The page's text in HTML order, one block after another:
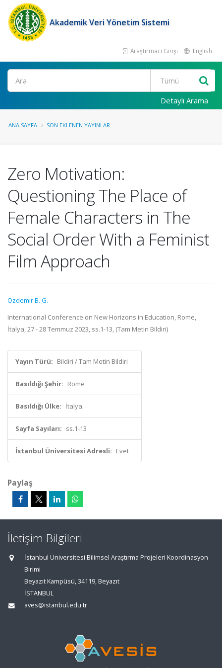
Akademik Veri Yönetim Sistemi
Araştırmacı Girişi English
Ara
Detaylı Arama
ANA SAYFA SON EKLENEN YAYINLAR
Zero Motivation:
Questioning The Place of
Female Characters in The
Social Order With a Feminist
Film Approach
Özdemir B. G.
International Conference on New Horizons in Education, Rome,
İtalya, 27 - 28 Temmuz 2023, ss.1-13, (Tam Metin Bildiri)
Yayın Türü: Bildiri / Tam Metin Bildiri
Basıldığı Şehir: Rome
Basıldığı Ülke: İtalya
Sayfa Sayıları: ss.1-13
İstanbul Üniversitesi Adresli: Evet
Paylaş
İletişim Bilgileri
İstanbul Üniversitesi Bilimsel Araştırma Projeleri Koordinasyon
Birimi
Beyazıt Kampüsü, 34119, Beyazıt
İSTANBUL
aves@istanbul.edu.tr